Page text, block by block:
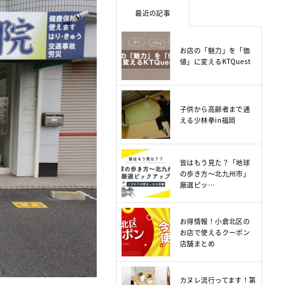
最近の記事
お店の「魅力」を「価
値」に変えるKTQuest
子供から高齢者まで通
える少林拳in福岡
皆はもう見た？「地球
の歩き方～北九州市」
厳選ピッ…
お得情報！小倉北区の
お店で使えるクーポン
店舗まとめ
カヌレ流行ってます！第